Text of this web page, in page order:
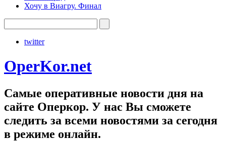
Хочу в Виагру. Финал
twitter
OperKor.net
Самые оперативные новости дня на
сайте Оперкор. У нас Вы сможете
следить за всеми новостями за сегодня
в режиме онлайн.